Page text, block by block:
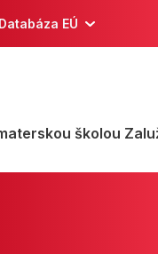
Databáza EÚ
školou